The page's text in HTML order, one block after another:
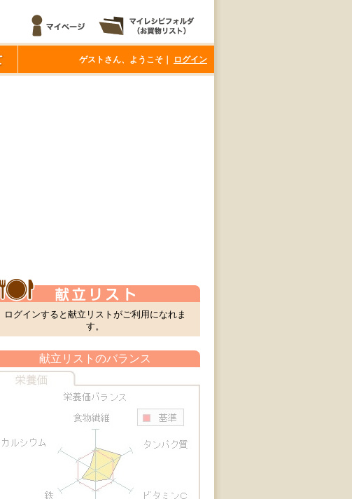
ゲストさん、ようこそ｜ ログイン
ログインすると献立リストがご利用になれま
す。
献立リストのバランス